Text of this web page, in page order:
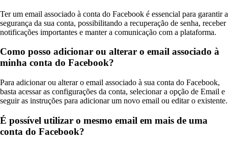
Ter um email associado à conta do Facebook é essencial para garantir a
segurança da sua conta, possibilitando a recuperação de senha, receber
notificações importantes e manter a comunicação com a plataforma.
Como posso adicionar ou alterar o email associado à
minha conta do Facebook?
Para adicionar ou alterar o email associado à sua conta do Facebook,
basta acessar as configurações da conta, selecionar a opção de Email e
seguir as instruções para adicionar um novo email ou editar o existente.
É possível utilizar o mesmo email em mais de uma
conta do Facebook?